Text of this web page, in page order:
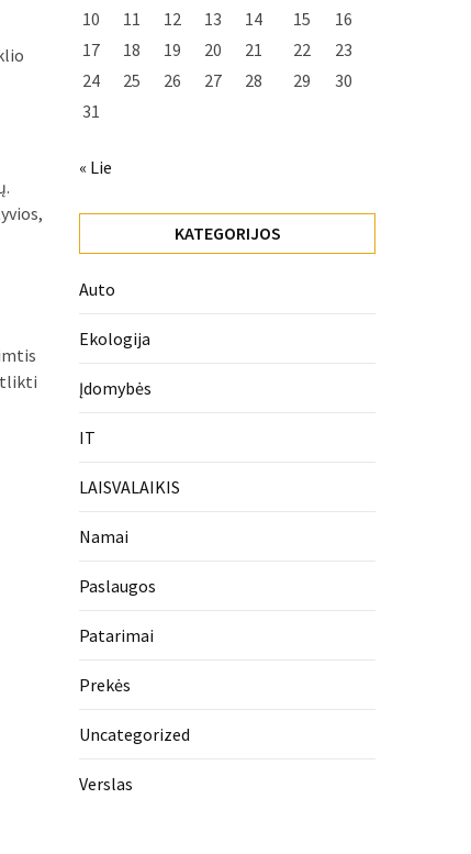
10
11 12 13 14 15
16
17
18 19 20 21 22
23
24
25 26 27 28 29
30
31
« Lie
KATEGORIJOS
Auto
Ekologija
Įdomybės
IT
LAISVALAIKIS
Namai
Paslaugos
Patarimai
Prekės
Uncategorized
Verslas